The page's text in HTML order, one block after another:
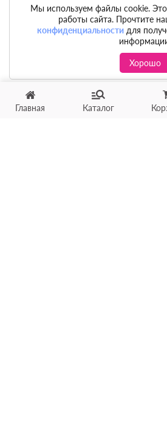
Главная Каталог
Мы используем файлы cookie.
работы сайта. Прочтите
конфиденциальностидля
Хорошо